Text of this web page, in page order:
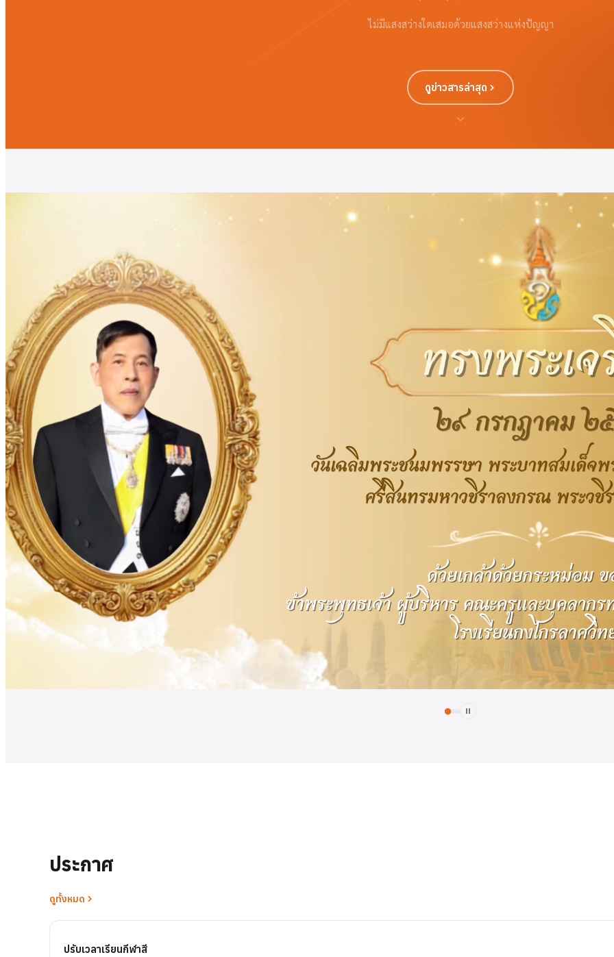
ไม่มีแสงสว่างใดเสมอด้วยแสงสว่างแห่งปัญญา
ดูข่าวสารล่าสุด
ประกาศ
ดูทั้งหมด
ปรับเวลาเรียนกีฬาสี